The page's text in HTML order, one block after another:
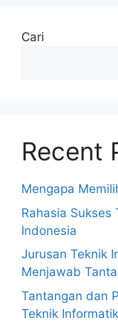
Cari
Recent
Mengapa
Rahasia Sukses
Indonesia
Jurusan Teknik
Menjawab
Tantangan dan
Teknik